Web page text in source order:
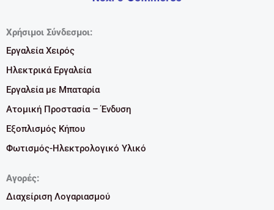
Χρήσιμοι Σύνδεσμοι:
Εργαλεία Χειρός
Ηλεκτρικά Εργαλεία
Εργαλεία με Μπαταρία
Ατομική Προστασία – Ένδυση
Εξοπλισμός Κήπου
Φωτισμός-Ηλεκτρολογικό Υλικό
Αγορές:
Διαχείριση Λογαριασμού